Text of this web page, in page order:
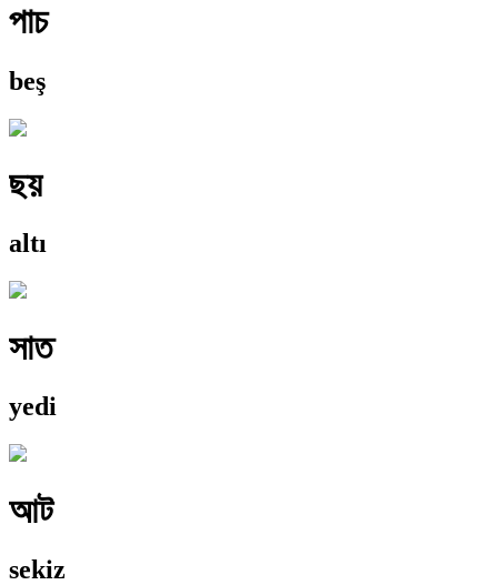
পাচ
beş
ছয়
altı
সাত
yedi
আট
sekiz